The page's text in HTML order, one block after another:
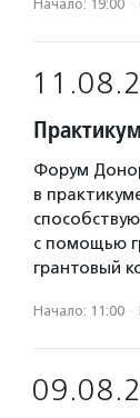
Начало: 19:00 ·
Форум
в
с помощью
грантовый
Начало: 11:00 ·